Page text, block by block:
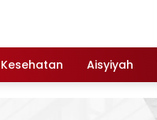
Kesehatan Aisyiyah